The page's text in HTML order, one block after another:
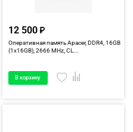
12 500
Оперативная память Apacer, DDR4, 16GB
(1x16GB), 2666 MHz, CL...
В корзину